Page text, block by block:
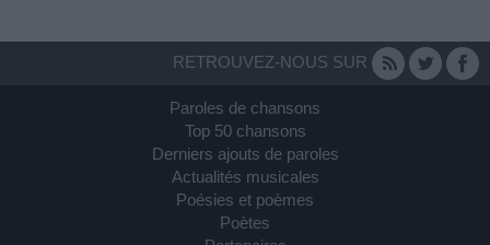
RETROUVEZ-NOUS SUR
Paroles de chansons
Top 50 chansons
Derniers ajouts de paroles
Actualités musicales
Poésies et poèmes
Poètes